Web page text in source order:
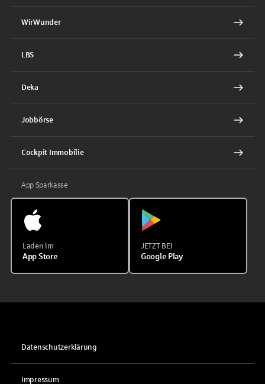
WirWunder
LBS
Deka
Jobbörse
Cockpit Immobilie
App Sparkasse
Laden im
App Store
JETZT BEI
Google Play
Datenschutzerklärung
Impressum